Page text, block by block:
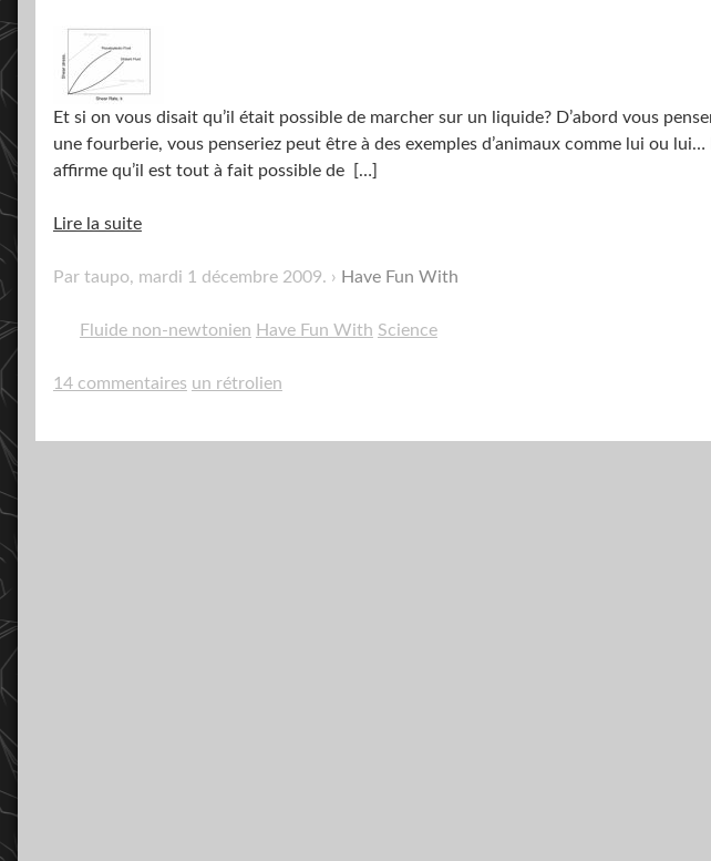
Et si on vous disait qu’il était possible de marcher sur un liquide? D’abord vous
une fourberie, vous penseriez peut être à des exemples d’animaux comme lui ou
affirme qu’il est tout à fait possible de
[…]
Lire la suite
Par taupo, mardi 1 décembre 2009. Have Fun With
Fluide non-newtonien Have Fun With Science
14 commentaires un rétrolien